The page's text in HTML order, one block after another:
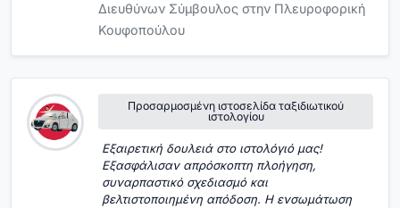
Διευθύνων Σύμβουλος στην Πλευροφορική
Κουφοπούλου
Προσαρμοσμένη ιστοσελίδα ταξιδιωτικού
ιστολογίου
Εξαιρετική δουλειά στο ιστολόγιό μας!
Εξασφάλισαν απρόσκοπτη πλοήγηση,
συναρπαστικό σχεδιασμό και
βελτιστοποιημένη απόδοση. Η ενσωμάτωση